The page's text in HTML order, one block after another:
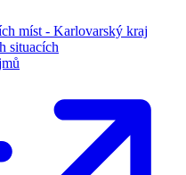
míst - Karlovarský kraj
situacích